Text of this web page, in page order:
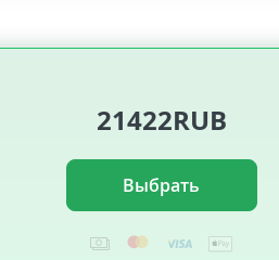
21422RUB
Выбрать